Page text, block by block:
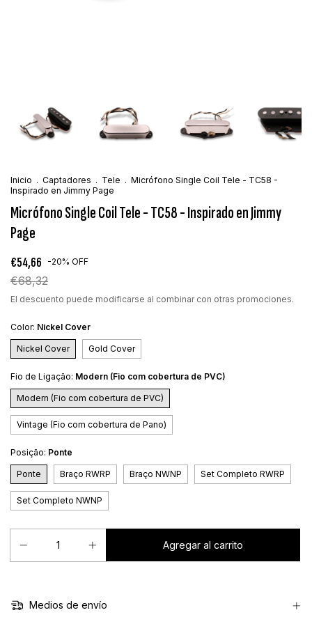
Inicio . Captadores . Tele . Micrófono Single Coil Tele - TC58 -
Inspirado en Jimmy Page
Micrófono Single Coil Tele - TC58 - Inspirado en Jimmy
Page
€54,66 -20% OFF
€68,32
El descuento puede modificarse al combinar con otras promociones.
Color: Nickel Cover
Nickel Cover Gold Cover
Fio de Ligação: Modern (Fio com cobertura de PVC)
Modern (Fio com cobertura de PVC)
Vintage (Fio com cobertura de Pano)
Posição: Ponte
Ponte Braço RWRP Braço NWNP Set Completo RWRP
Set Completo NWNP
Medios de envío